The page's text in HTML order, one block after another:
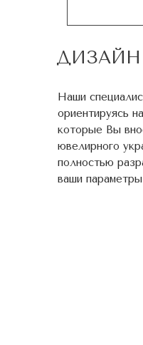
ДИЗАЙН
Наши
ориентируясь
которые Вы
ювелирного
полностью
ваши параметры